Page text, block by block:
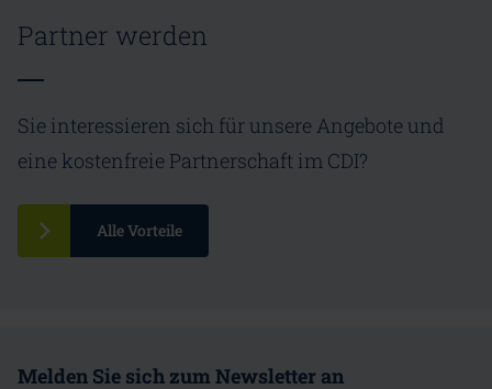
Partner werden
Sie interessieren sich für unsere Angebote und
eine kostenfreie Partnerschaft im CDI?
Alle Vorteile
Melden Sie sich zum Newsletter an